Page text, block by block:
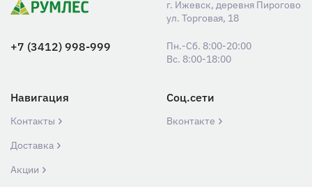
г. Ижевск, деревня Пирогово
ул. Торговая, 18
+7 (3412) 998-999
Пн.-Сб. 8:00-20:00
Вс. 8:00-18:00
Навигация
Контакты
Доставка
Акции
Соц.сети
Вконтакте